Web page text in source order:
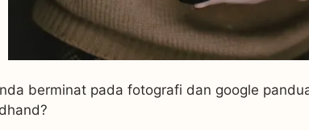
berminat pada fotografi dan google